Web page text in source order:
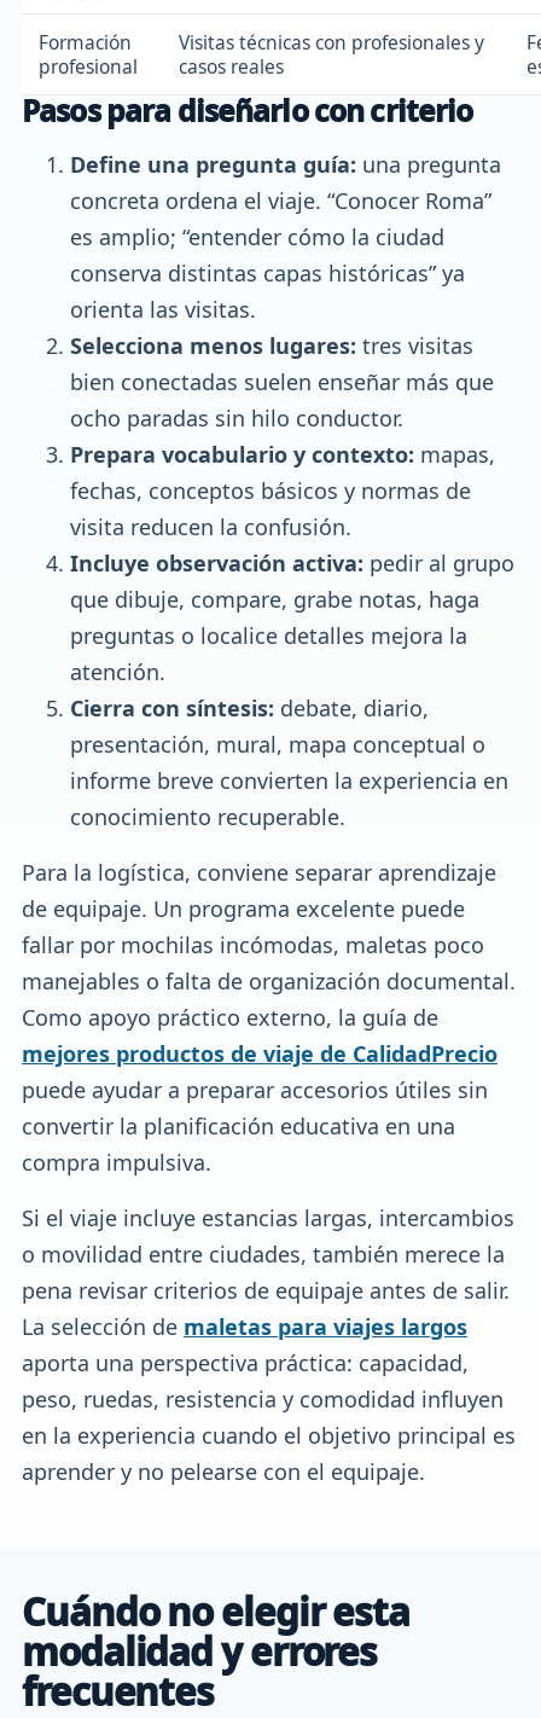
Formación
profesional
Visitas técnicas con profesionales y
casos reales
Pasos para diseñarlo con criterio
Define una pregunta guía: una pregunta
concreta ordena el viaje. “Conocer Roma”
es amplio; “entender cómo la ciudad
conserva distintas capas históricas” ya
orienta las visitas.
Selecciona menos lugares: tres visitas
bien conectadas suelen enseñar más que
ocho paradas sin hilo conductor.
Prepara vocabulario y contexto: mapas,
fechas, conceptos básicos y normas de
visita reducen la confusión.
Incluye observación activa: pedir al grupo
que dibuje, compare, grabe notas, haga
preguntas o localice detalles mejora la
atención.
Cierra con síntesis: debate, diario,
presentación, mural, mapa conceptual o
informe breve convierten la experiencia en
conocimiento recuperable.
Para la logística, conviene separar aprendizaje
de equipaje. Un programa excelente puede
fallar por mochilas incómodas, maletas poco
manejables o falta de organización documental.
Como apoyo práctico externo, la guía de
mejores productos de viaje de CalidadPrecio
puede ayudar a preparar accesorios útiles sin
convertir la planificación educativa en una
compra impulsiva.
Si el viaje incluye estancias largas, intercambios
o movilidad entre ciudades, también merece la
pena revisar criterios de equipaje antes de salir.
La selección de maletas para viajes largos
aporta una perspectiva práctica: capacidad,
peso, ruedas, resistencia y comodidad influyen
en la experiencia cuando el objetivo principal es
aprender y no pelearse con el equipaje.
Cuándo no elegir esta
modalidad y errores
frecuentes